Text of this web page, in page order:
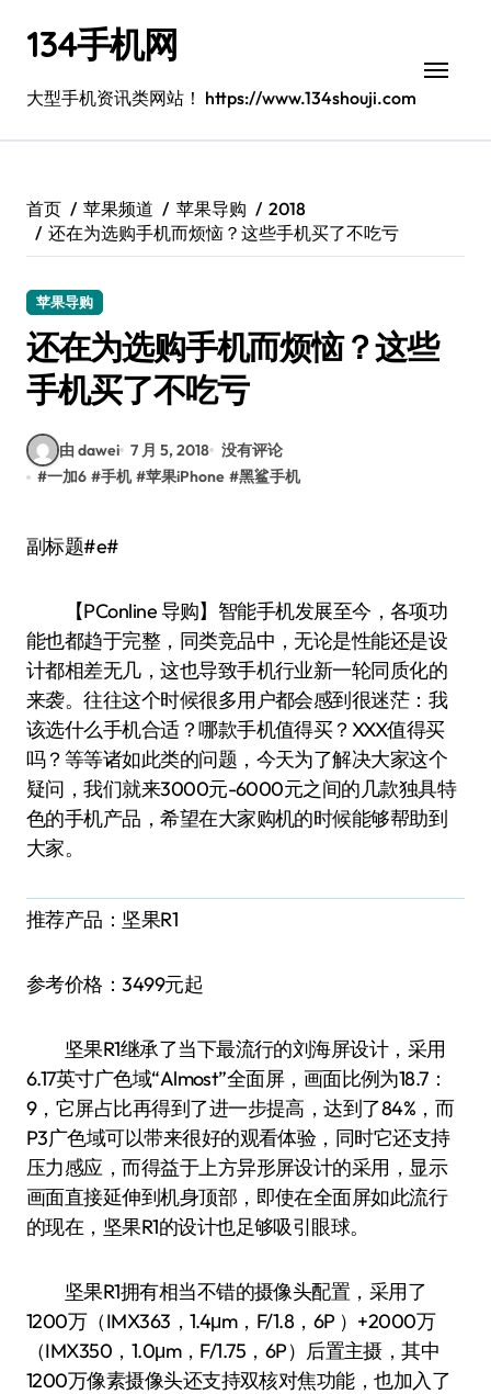
134手机网
大型手机资讯类网站！ https://www.134shouji.com
首页 苹果频道 苹果导购
2018
还在为选购手机而烦恼？这些手机买了不吃亏
苹果导购
还在为选购手机而烦恼？这些
手机买了不吃亏
由 dawei 7 月 5, 2018 没有评论
#一加6 #手机 #苹果iPhone #黑鲨手机
副标题#e#
【PConline 导购】智能手机发展至今，各项功
能也都趋于完整，同类竞品中，无论是性能还是设
计都相差无几，这也导致手机行业新一轮同质化的
来袭。往往这个时候很多用户都会感到很迷茫：我
该选什么手机合适？哪款手机值得买？XXX值得买
吗？等等诸如此类的问题，今天为了解决大家这个
疑问，我们就来3000元-6000元之间的几款独具特
色的手机产品，希望在大家购机的时候能够帮助到
大家。
推荐产品：坚果R1
参考价格：3499元起
坚果R1继承了当下最流行的刘海屏设计，采用
6.17英寸广色域“Almost”全面屏，画面比例为18.7：
9，它屏占比再得到了进一步提高，达到了84%，而
P3广色域可以带来很好的观看体验，同时它还支持
压力感应，而得益于上方异形屏设计的采用，显示
画面直接延伸到机身顶部，即使在全面屏如此流行
的现在，坚果R1的设计也足够吸引眼球。
坚果R1拥有相当不错的摄像头配置，采用了
1200万（IMX363，1.4μm，F/1.8，6P ）+2000万
（IMX350，1.0μm，F/1.75，6P）后置主摄，其中
1200万像素摄像头还支持双核对焦功能，也加入了